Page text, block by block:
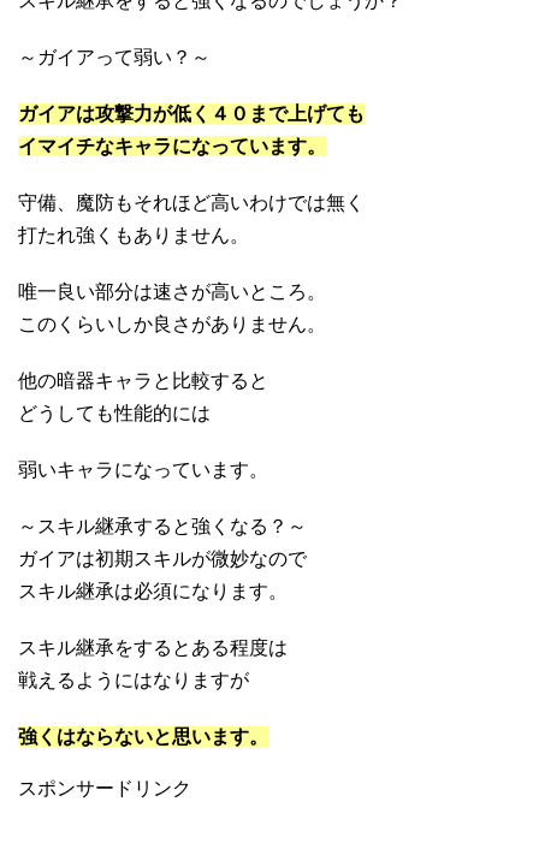
～ガイアって弱い？～
ガイアは攻撃力が低く４０まで上げても
イマイチなキャラになっています。
守備、魔防もそれほど高いわけでは無く
打たれ強くもありません。
唯一良い部分は速さが高いところ。
このくらいしか良さがありません。
他の暗器キャラと比較すると
どうしても性能的には
弱いキャラになっています。
～スキル継承すると強くなる？～
ガイアは初期スキルが微妙なので
スキル継承は必須になります。
スキル継承をするとある程度は
戦えるようにはなりますが
強くはならないと思います。
スポンサードリンク